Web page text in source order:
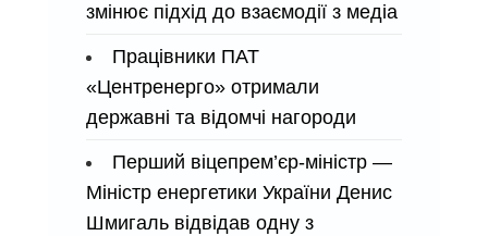
змінює підхід до взаємодії з медіа
Працівники ПАТ
«Центренерго» отримали
державні та відомчі нагороди
Перший віцепрем’єр-міністр —
Міністр енергетики України Денис
Шмигаль відвідав одну з